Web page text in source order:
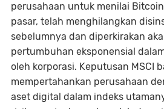
perusahaan untuk menilai
pasar, telah menghilangkan
sebelumnya dan diperkirakan
pertumbuhan eksponensial
oleh korporasi. Keputusan MSCI
mempertahankan perusahaan
aset digital dalam indeks